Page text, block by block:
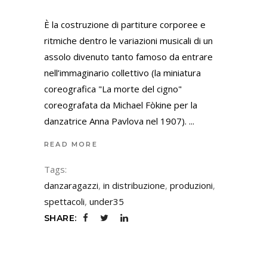
È la costruzione di partiture corporee e
ritmiche dentro le variazioni musicali di un
assolo divenuto tanto famoso da entrare
nell’immaginario collettivo (la miniatura
coreografica "La morte del cigno"
coreografata da Michael Fòkine per la
danzatrice Anna Pavlova nel 1907).
READ MORE
Tags:
danzaragazzi, in distribuzione, produzioni,
spettacoli, under35
SHARE: